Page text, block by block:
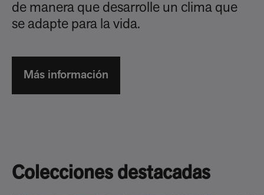
de manera que desarrolle un clima que
se adapte para la vida.
Más información
Colecciones destacadas